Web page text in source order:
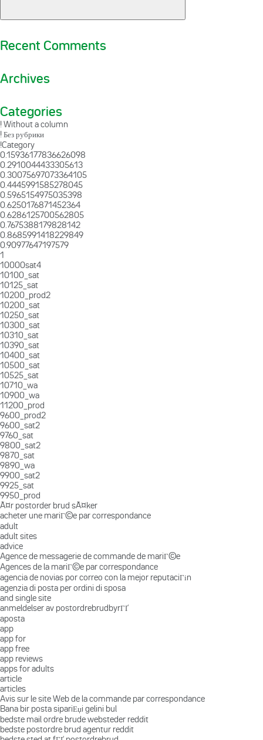
Recent Comments
Archives
Categories
! Without a column
! Без рубрики
!Category
0.15936177836626098
0.2910044433305613
0.30075697073364105
0.4445991585278045
0.5965154975035398
0.6250176871452364
0.6286125700562805
0.7675388179828142
0.8685991418229849
0.90977647197579
1
10000sat4
10100_sat
10125_sat
10200_prod2
10200_sat
10250_sat
10300_sat
10310_sat
10390_sat
10400_sat
10500_sat
10525_sat
10710_wa
10900_wa
11200_prod
9600_prod2
9600_sat2
9760_sat
9800_sat2
9870_sat
9890_wa
9900_sat2
9925_sat
9950_prod
Ã¤r postorder brud sÃ¤ker
acheter une mariГ©e par correspondance
adult
adult sites
advice
Agence de messagerie de commande de mariГ©e
Agences de la mariГ©e par correspondance
agencia de novias por correo con la mejor reputaciГіn
agenzia di posta per ordini di sposa
and single site
anmeldelser av postordrebrudbyrГҐ
aposta
app
app for
app free
app reviews
apps for adults
article
articles
Avis sur le site Web de la commande par correspondance
Bana bir posta sipariЕџi gelini bul
bedste mail ordre brude websteder reddit
bedste postordre brud agentur reddit